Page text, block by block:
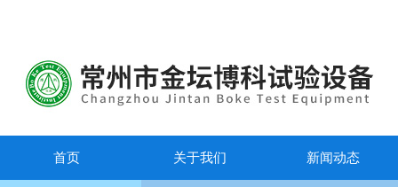
首页 关于我们 新闻动态